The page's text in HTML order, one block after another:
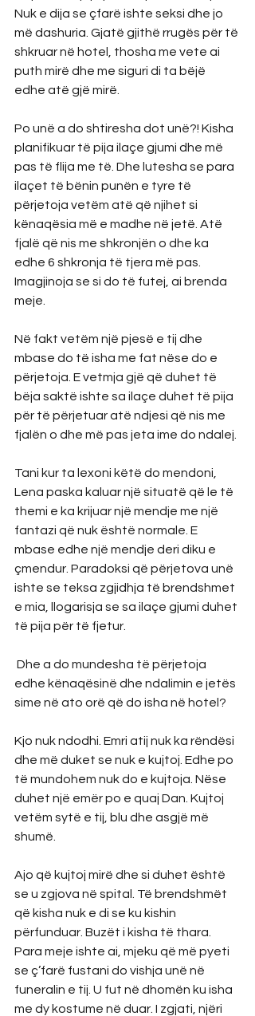
Nuk e dija se çfarë ishte seksi dhe jo
më dashuria. Gjatë gjithë rrugës për të
shkruar në hotel, thosha me vete ai
puth mirë dhe me siguri di ta bëjë
edhe atë gjë mirë.
Po unë a do shtiresha dot unë?! Kisha
planifikuar të pija ilaçe gjumi dhe më
pas të flija me të. Dhe lutesha se para
ilaçet të bënin punën e tyre të
përjetoja vetëm atë që njihet si
kënaqësia më e madhe në jetë. Atë
fjalë që nis me shkronjën o dhe ka
edhe 6 shkronja të tjera më pas.
Imagjinoja se si do të futej, ai brenda
meje.
Në fakt vetëm një pjesë e tij dhe
mbase do të isha me fat nëse do e
përjetoja. E vetmja gjë që duhet të
bëja saktë ishte sa ilaçe duhet të pija
për të përjetuar atë ndjesi që nis me
fjalën o dhe më pas jeta ime do ndalej.
Tani kur ta lexoni këtë do mendoni,
Lena paska kaluar një situatë që le të
themi e ka krijuar një mendje me një
fantazi që nuk është normale. E
mbase edhe një mendje deri diku e
çmendur. Paradoksi që përjetova unë
ishte se teksa zgjidhja të brendshmet
e mia, llogarisja se sa ilaçe gjumi duhet
të pija për të fjetur.
Dhe a do mundesha të përjetoja
edhe kënaqësinë dhe ndalimin e jetës
sime në ato orë që do isha në hotel?
Kjo nuk ndodhi. Emri atij nuk ka rëndësi
dhe më duket se nuk e kujtoj. Edhe po
të mundohem nuk do e kujtoja. Nëse
duhet një emër po e quaj Dan. Kujtoj
vetëm sytë e tij, blu dhe asgjë më
shumë.
Ajo që kujtoj mirë dhe si duhet është
se u zgjova në spital. Të brendshmët
që kisha nuk e di se ku kishin
përfunduar. Buzët i kisha të thara.
Para meje ishte ai, mjeku që më pyeti
se ç’farë fustani do vishja unë në
funeralin e tij. U fut në dhomën ku isha
me dy kostume në duar. I zgjati, njëri